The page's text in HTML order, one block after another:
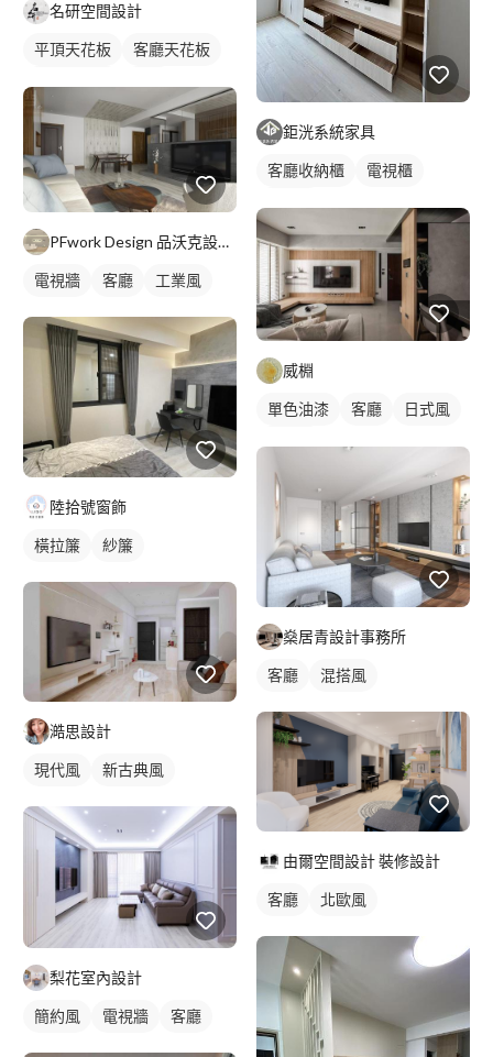
名研空間設計
平頂天花板
客廳天花板
電視牆
工業風
PFwork Design 品沃克設計 l 工程 安信建築經理屢約保證
電視牆 客廳 工業風
陸拾號窗飾
橫拉簾 紗簾
澔思設計
現代風 新古典風
梨花室內設計
簡約風 電視牆 客廳
鉅洸系統家具
客廳收納櫃
電視櫃
威棩
單色油漆 客廳
日式風
燊居青設計事務所
客廳 混搭風
由爾空間設計 裝修設計
客廳 北歐風